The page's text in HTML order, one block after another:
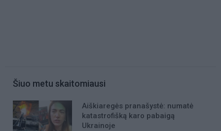
Šiuo metu skaitomiausi
Aiškiaregės pranašystė: numatė
katastrofišką karo pabaigą
Ukrainoje